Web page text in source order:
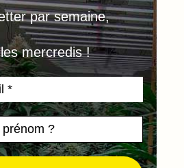
par semaine,
mercredis !